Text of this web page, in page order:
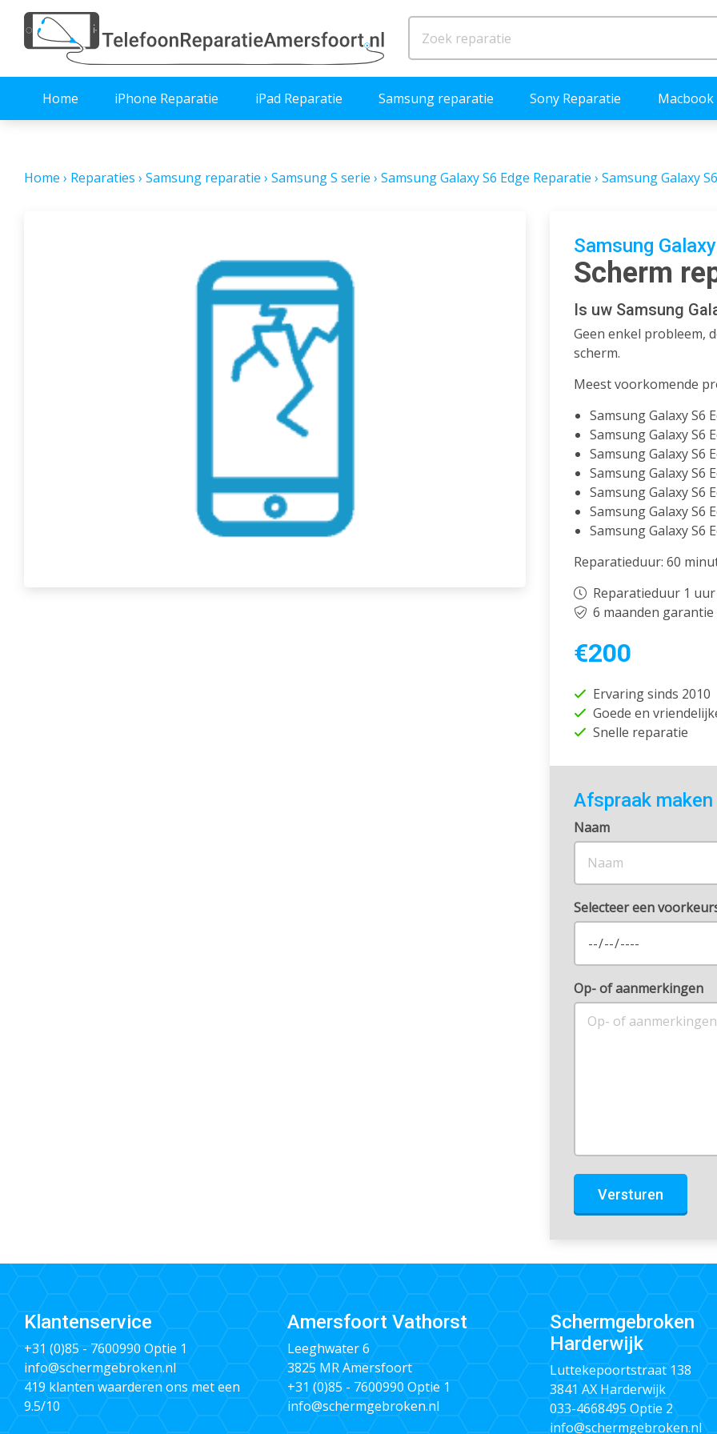
Home iPhone Reparatie iPad Reparatie Samsung reparatie Sony Reparatie
Home › Reparaties › Samsung reparatie › Samsung S serie › Samsung Galaxy S6 Edge Reparatie › Samsung Galaxy
Samsung
Scherm
Is uw Samsung
Geen enkel probleem,
scherm.
Meest voorkomende
Samsung Galaxy S6
Samsung Galaxy S6
Samsung Galaxy S6
Samsung Galaxy S6
Samsung Galaxy S6
Samsung Galaxy S6
Samsung Galaxy S6
Reparatieduur: 60
Reparatieduur 1 uur
6 maanden garantie
€200
Ervaring sinds 2010
Goede en
Snelle reparatie
Afspraak maken
Naam
Selecteer een
Op- of aanmerkingen
Versturen
Klantenservice
+31 (0)85 - 7600990Optie 1
info@schermgebroken.nl
419 klanten waarderen ons met een
9.5/10
Amersfoort Vathorst
Leeghwater 6
3825 MR Amersfoort
+31 (0)85 - 7600990Optie 1
info@schermgebroken.nl
Schermgebroken
Harderwijk
Luttekepoortstraat 138
3841 AX Harderwijk
033-4668495 Optie 2
info@schermgebroken.nl